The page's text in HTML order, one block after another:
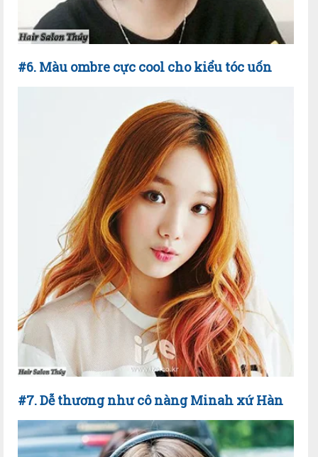
#6. Màu ombre cực cool cho kiểu tóc uốn
#7. Dễ thương như cô nàng Minah xứ Hàn